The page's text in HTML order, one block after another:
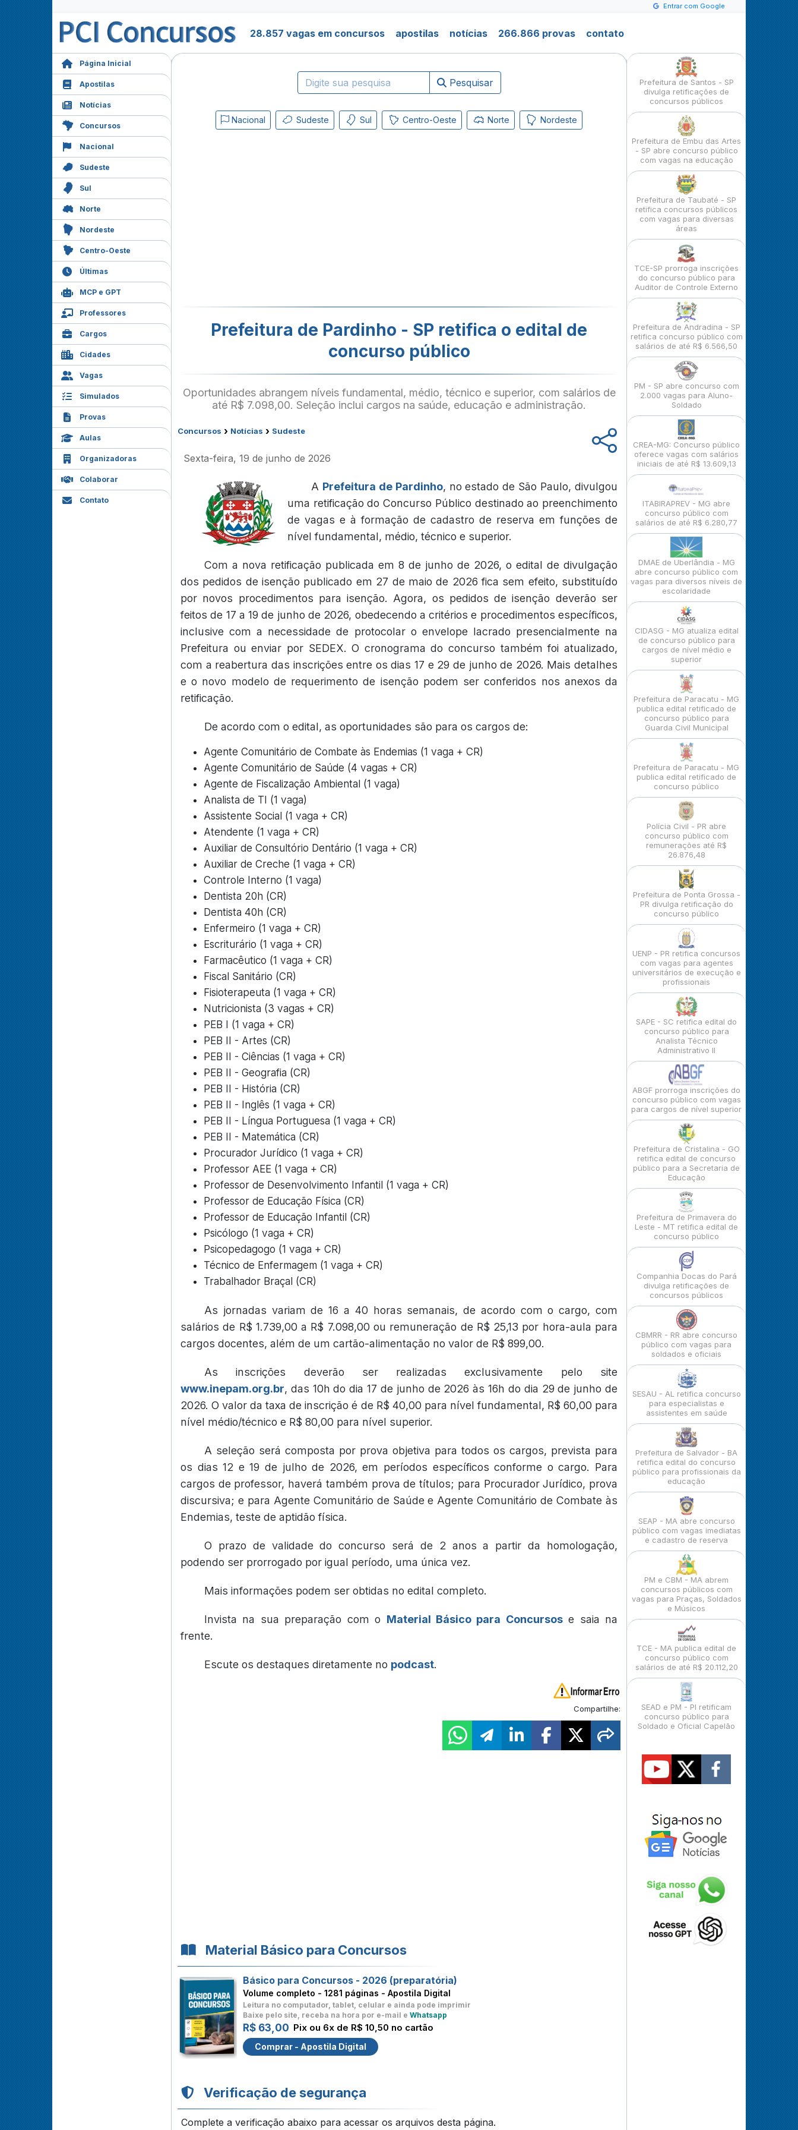
Entrar com Google
28.857 vagas em concursos apostilas notícias 266.866 provas contato
Página Inicial
Apostilas
Notícias
Concursos
Nacional
Sudeste
Sul
Norte
Nordeste
Centro-Oeste
Últimas
MCP e GPT
Professores
Cargos
Cidades
Vagas
Simulados
Provas
Aulas
Organizadoras
Colaborar
Contato
Pesquisar
Nacional Sudeste Sul Centro-Oeste Norte Nordeste
Prefeitura de Pardinho - SP retifica o edital de
concurso público
Oportunidades abrangem níveis fundamental, médio, técnico e superior, com salários de
até R$ 7.098,00. Seleção inclui cargos na saúde, educação e administração.
Concursos › Notícias › Sudeste
Sexta-feira, 19 de junho de 2026
A Prefeitura de Pardinho, no estado de São Paulo, divulgou
uma retificação do Concurso Público destinado ao preenchimento
de vagas e à formação de cadastro de reserva em funções de
nível fundamental, médio, técnico e superior.
Com a nova retificação publicada em 8 de junho de 2026, o edital de divulgação
dos pedidos de isenção publicado em 27 de maio de 2026 fica sem efeito, substituído
por novos procedimentos para isenção. Agora, os pedidos de isenção deverão ser
feitos de 17 a 19 de junho de 2026, obedecendo a critérios e procedimentos específicos,
inclusive com a necessidade de protocolar o envelope lacrado presencialmente na
Prefeitura ou enviar por SEDEX. O cronograma do concurso também foi atualizado,
com a reabertura das inscrições entre os dias 17 e 29 de junho de 2026. Mais detalhes
e o novo modelo de requerimento de isenção podem ser conferidos nos anexos da
retificação.
De acordo com o edital, as oportunidades são para os cargos de:
Agente Comunitário de Combate às Endemias (1 vaga + CR)
Agente Comunitário de Saúde (4 vagas + CR)
Agente de Fiscalização Ambiental (1 vaga)
Analista de TI (1 vaga)
Assistente Social (1 vaga + CR)
Atendente (1 vaga + CR)
Auxiliar de Consultório Dentário (1 vaga + CR)
Auxiliar de Creche (1 vaga + CR)
Controle Interno (1 vaga)
Dentista 20h (CR)
Dentista 40h (CR)
Enfermeiro (1 vaga + CR)
Escriturário (1 vaga + CR)
Farmacêutico (1 vaga + CR)
Fiscal Sanitário (CR)
Fisioterapeuta (1 vaga + CR)
Nutricionista (3 vagas + CR)
PEB I (1 vaga + CR)
PEB II - Artes (CR)
PEB II - Ciências (1 vaga + CR)
PEB II - Geografia (CR)
PEB II - História (CR)
PEB II - Inglês (1 vaga + CR)
PEB II - Língua Portuguesa (1 vaga + CR)
PEB II - Matemática (CR)
Procurador Jurídico (1 vaga + CR)
Professor AEE (1 vaga + CR)
Professor de Desenvolvimento Infantil (1 vaga + CR)
Professor de Educação Física (CR)
Professor de Educação Infantil (CR)
Psicólogo (1 vaga + CR)
Psicopedagogo (1 vaga + CR)
Técnico de Enfermagem (1 vaga + CR)
Trabalhador Braçal (CR)
As jornadas variam de 16 a 40 horas semanais, de acordo com o cargo, com
salários de R$ 1.739,00 a R$ 7.098,00 ou remuneração de R$ 25,13 por hora-aula para
cargos docentes, além de um cartão-alimentação no valor de R$ 899,00.
As inscrições deverão ser realizadas exclusivamente pelo site
www.inepam.org.br, das 10h do dia 17 de junho de 2026 às 16h do dia 29 de junho de
2026. O valor da taxa de inscrição é de R$ 40,00 para nível fundamental, R$ 60,00 para
nível médio/técnico e R$ 80,00 para nível superior.
A seleção será composta por prova objetiva para todos os cargos, prevista para
os dias 12 e 19 de julho de 2026, em períodos específicos conforme o cargo. Para
cargos de professor, haverá também prova de títulos; para Procurador Jurídico, prova
discursiva; e para Agente Comunitário de Saúde e Agente Comunitário de Combate às
Endemias, teste de aptidão física.
O prazo de validade do concurso será de 2 anos a partir da homologação,
podendo ser prorrogado por igual período, uma única vez.
Mais informações podem ser obtidas no edital completo.
Invista na sua preparação com o Material Básico para Concursose saia na
frente.
Escute os destaques diretamente no podcast.
Compartilhe:
Material Básico para Concursos
Básico para Concursos - 2026 (preparatória)
Volume completo - 1281 páginas - Apostila Digital
Leitura no computador, tablet, celular e ainda pode imprimir
Baixe pelo site, receba na hora por e-mail e Whatsapp
R$ 63,00 Pix ou 6x de R$ 10,50 no cartão
Comprar - Apostila Digital
Verificação de segurança
Complete a verificação abaixo para acessar os arquivos desta página.
Prefeitura de Santos - SP
divulga retificações de
concursos públicos
Prefeitura de Embu das Artes
- SP abre concurso público
com vagas na educação
Prefeitura de Taubaté - SP
retifica concursos públicos
com vagas para diversas
áreas
TCE-SP prorroga inscrições
do concurso público para
Auditor de Controle Externo
Prefeitura de Andradina - SP
retifica concurso público com
salários de até R$ 6.566,50
PM - SP abre concurso com
2.000 vagas para Aluno-
Soldado
CREA-MG: Concurso público
oferece vagas com salários
iniciais de até R$ 13.609,13
ITABIRAPREV - MG abre
concurso público com
salários de até R$ 6.280,77
DMAE de Uberlândia - MG
abre concurso público com
vagas para diversos níveis de
escolaridade
CIDASG - MG atualiza edital
de concurso público para
cargos de nível médio e
superior
Prefeitura de Paracatu - MG
publica edital retificado de
concurso público para
Guarda Civil Municipal
Prefeitura de Paracatu - MG
publica edital retificado de
concurso público
Polícia Civil - PR abre
concurso público com
remunerações até R$
26.876,48
Prefeitura de Ponta Grossa -
PR divulga retificação do
concurso público
UENP - PR retifica concursos
com vagas para agentes
universitários de execução e
profissionais
SAPE - SC retifica edital do
concurso público para
Analista Técnico
Administrativo II
ABGF prorroga inscrições do
concurso público com vagas
para cargos de nível superior
Prefeitura de Cristalina - GO
retifica edital de concurso
público para a Secretaria de
Educação
Prefeitura de Primavera do
Leste - MT retifica edital de
concurso público
Companhia Docas do Pará
divulga retificações de
concursos públicos
CBMRR - RR abre concurso
público com vagas para
soldados e oficiais
SESAU - AL retifica concurso
para especialistas e
assistentes em saúde
Prefeitura de Salvador - BA
retifica edital do concurso
público para profissionais da
educação
SEAP - MA abre concurso
público com vagas imediatas
e cadastro de reserva
PM e CBM - MA abrem
concursos públicos com
vagas para Praças, Soldados
e Músicos
TCE - MA publica edital de
concurso público com
salários de até R$ 20.112,20
SEAD e PM - PI retificam
concurso público para
Soldado e Oficial Capelão